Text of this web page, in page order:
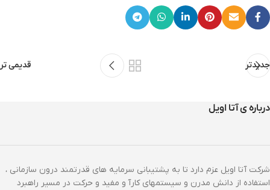
جدیدتر قدیمی تر
درباره ی آتا اویل
شرکت آتا اویل عزم دارد تا به پشتیبانی سرمایه های قدرتمند درون سازمانی ،
استفاده از دانش مدرن و سیستمهای کارآ و مفید و حرکت در مسیر راهبرد